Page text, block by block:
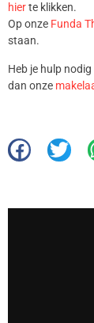
hierte klikken.
Op onze Funda
staan.
Heb je hulp
dan onze